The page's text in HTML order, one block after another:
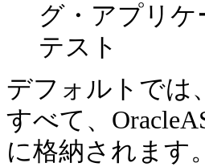
グ・アプリ
テスト
デフォルトでは
すべて、
に格納されます